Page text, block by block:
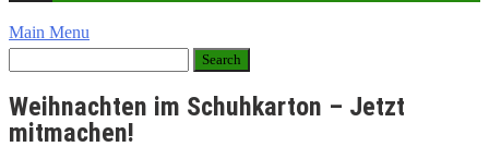
Main Menu
Weihnachten im Schuhkarton – Jetzt
mitmachen!